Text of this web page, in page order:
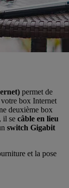
permet de
box Internet
deuxième box
il se câble en lieu
switch Gigabit
et la pose